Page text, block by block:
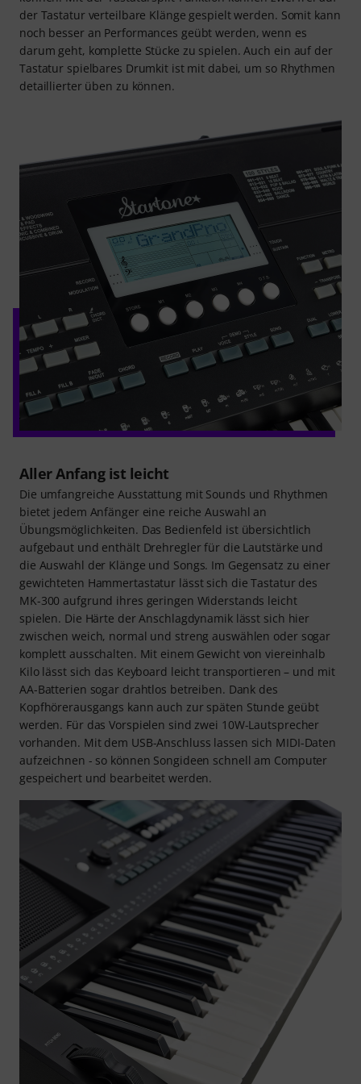
der Tastatur verteilbare Klänge gespielt werden. Somit kann
noch besser an Performances geübt werden, wenn es
darum geht, komplette Stücke zu spielen. Auch ein auf der
Tastatur spielbares Drumkit ist mit dabei, um so Rhythmen
detaillierter üben zu können.
Aller Anfang ist leicht
Die umfangreiche Ausstattung mit Sounds und Rhythmen
bietet jedem Anfänger eine reiche Auswahl an
Übungsmöglichkeiten. Das Bedienfeld ist übersichtlich
aufgebaut und enthält Drehregler für die Lautstärke und
die Auswahl der Klänge und Songs. Im Gegensatz zu einer
gewichteten Hammertastatur lässt sich die Tastatur des
MK-300 aufgrund ihres geringen Widerstands leicht
spielen. Die Härte der Anschlagdynamik lässt sich hier
zwischen weich, normal und streng auswählen oder sogar
komplett ausschalten. Mit einem Gewicht von viereinhalb
Kilo lässt sich das Keyboard leicht transportieren – und mit
AA-Batterien sogar drahtlos betreiben. Dank des
Kopfhörerausgangs kann auch zur späten Stunde geübt
werden. Für das Vorspielen sind zwei 10W-Lautsprecher
vorhanden. Mit dem USB-Anschluss lassen sich MIDI-Daten
aufzeichnen - so können Songideen schnell am Computer
gespeichert und bearbeitet werden.